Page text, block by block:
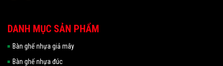
DANH MỤC SẢN PHẨM
Bàn ghế nhựa giả mây
Bàn ghế nhựa đúc